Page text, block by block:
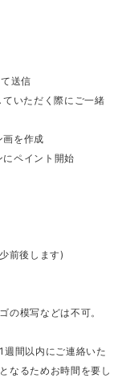
送信
いただく際にご一緒
を作成
ペイント開始
前後します)
の模写などは不可。
週間以内にご連絡いた
なるためお時間を要し